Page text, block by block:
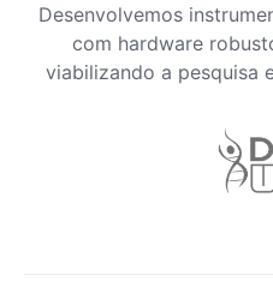
Desenvolvemos
com hardware
viabilizando a pesquisa